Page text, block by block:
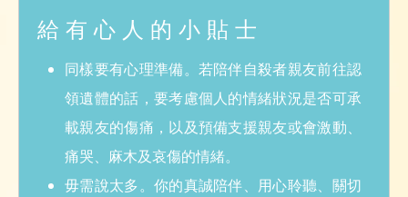
若至親於抵達醫院或之前離世，於一般情況下，
自殺者親友須約同負責處理已離世至親的個案之
警務人員，前往公眾殮房認領遺體。屆時，親友
須按照約定時間及帶備指定文件前往。
給有心人的小貼士
同樣要有心理準備。若陪伴自殺者親友前往認
領遺體的話，要考慮個人的情緒狀況是否可承
載親友的傷痛，以及預備支援親友或會激動、
痛哭、麻木及哀傷的情緒。
毋需說太多。你的真誠陪伴、用心聆聽、關切